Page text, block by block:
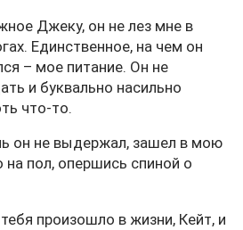
Джеку, он не лез мне в
Единственное, на чем он
– мое питание. Он не
и буквально насильно
что-то.
он не выдержал, зашел в мою
на пол, опершись спиной о
произошло в жизни, Кейт, и